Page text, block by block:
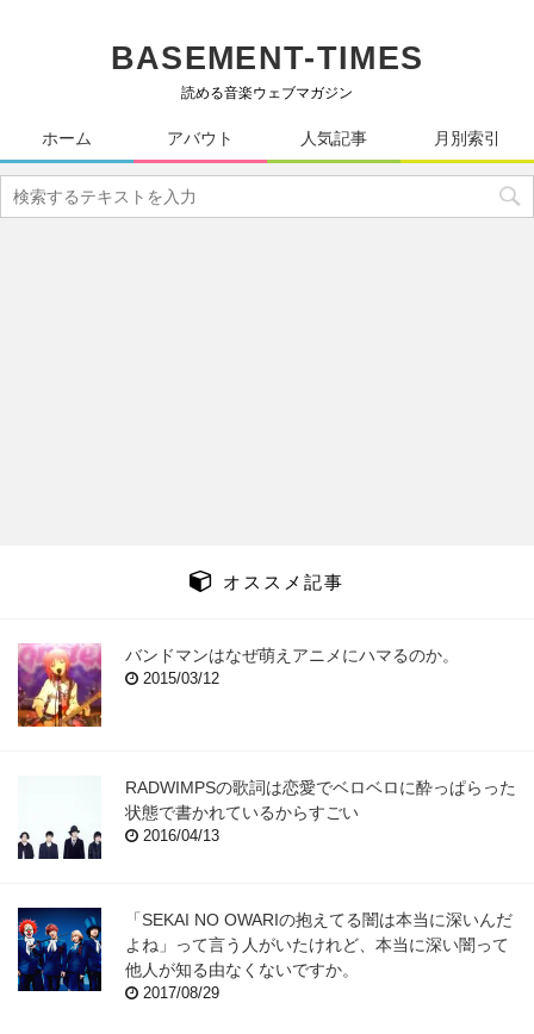
BASEMENT-TIMES
読める音楽ウェブマガジン
ホーム アバウト 人気記事 月別索引
オススメ記事
バンドマンはなぜ萌えアニメにハマるのか。
2015/03/12
RADWIMPSの歌詞は恋愛でベロベロに酔っぱらった
状態で書かれているからすごい
2016/04/13
「SEKAI NO OWARIの抱えてる闇は本当に深いんだ
よね」って言う人がいたけれど、本当に深い闇って
他人が知る由なくないですか。
2017/08/29